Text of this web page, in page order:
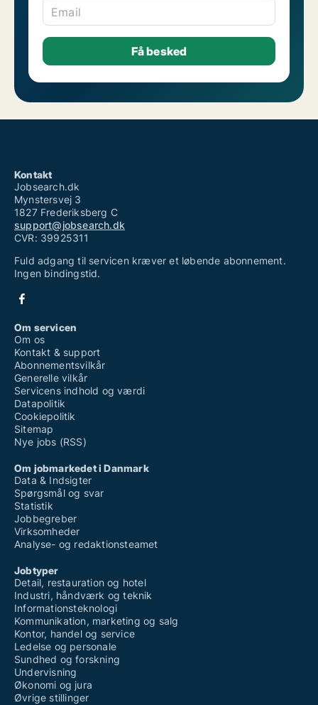
Jobs som store assistant
Jobs som supermarked
Se andre jobs som butiksmedarbejder
Se andre jobs i Sydjylland
Email
Kontakt
Jobsearch.dk
Mynstersvej 3
1827 Frederiksberg C
support@jobsearch.dk
CVR: 39925311
Fuld adgang til servicen kræver et løbende abonnement.
Ingen bindingstid.
Om servicen
Om os
Kontakt & support
Abonnementsvilkår
Generelle vilkår
Servicens indhold og værdi
Datapolitik
Cookiepolitik
Sitemap
Nye jobs (RSS)
Om jobmarkedet i Danmark
Data & Indsigter
Spørgsmål og svar
Statistik
Jobbegreber
Virksomheder
Analyse- og redaktionsteamet
Jobtyper
Detail, restauration og hotel
Industri, håndværk og teknik
Informationsteknologi
Kommunikation, marketing og salg
Kontor, handel og service
Ledelse og personale
Sundhed og forskning
Undervisning
Økonomi og jura
Øvrige stillinger